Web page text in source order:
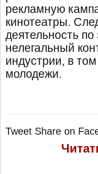
рекламную
кинотеатры.
деятельность
нелегальный
индустрии, в
молодежи.
Tweet Share on